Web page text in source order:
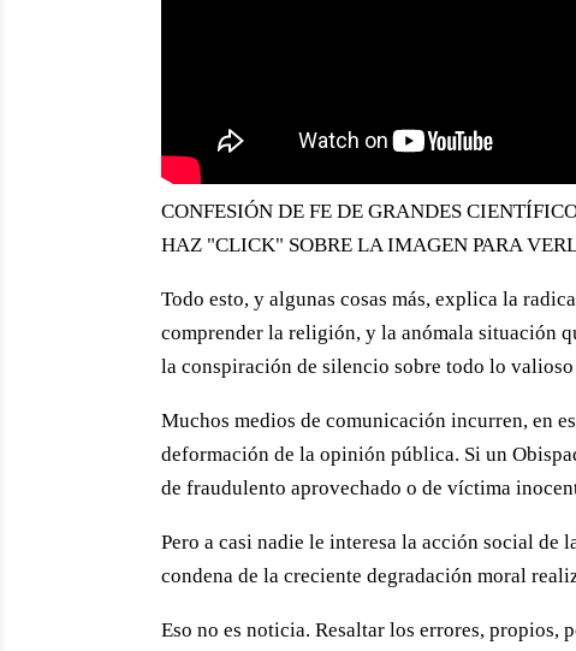
CONFESIÓN DE FE DE GRANDES
HAZ "CLICK" SOBRE LA IMAGEN PARA
Todo esto, y algunas cosas más, explica la
comprender la religión, y la anómala situación
la conspiración de silencio sobre todo lo
Muchos medios de comunicación incurren, en
deformación de la opinión pública. Si un
de fraudulento aprovechado o de víctima
Pero a casi nadie le interesa la acción social
condena de la creciente degradación moral
Eso no es noticia. Resaltar los errores,